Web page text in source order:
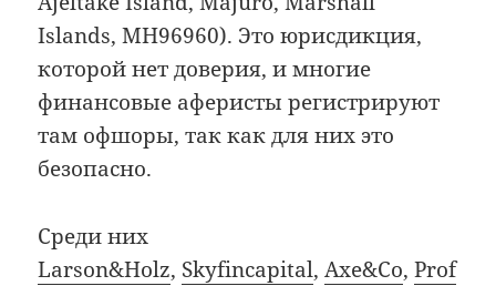
Islands, MH96960). Это юрисдикция,
которой нет доверия, и многие
финансовые аферисты регистрируют
там офшоры, так как для них это
безопасно.
Среди них
Larson&Holz, Skyfincapital,Axe&Co,Prof